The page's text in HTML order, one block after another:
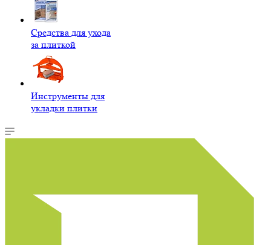
Средства для ухода
за плиткой
Инструменты для
укладки плитки